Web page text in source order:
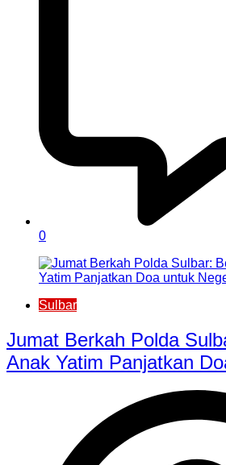
0
Sulbar
Jumat Berkah Polda
Anak Yatim Panjatkan